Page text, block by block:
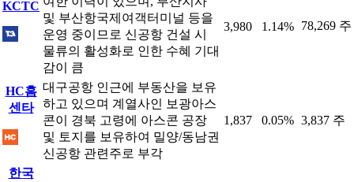
KCTC
및 부산항국제여객터미널 등을
운영 중이므로 신공항 건설 시
물류의 활성화로 인한 수혜 기대
감이 큼
3,980 1.14% 78,269 주
HC홈
센타
대구공항 인근에 부동산을 보유
하고 있으며 계열사인 보광아스
콘이 경북 고령에 아스콘 공장
및 토지를 보유하여 밀양/동남권
신공항 관련주로 부각
1,837 0.05% 3,837 주
한국